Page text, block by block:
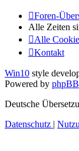
Foren-
Alle Zeiten
Alle
Kontakt
Win10 style
Powered by phpBB
Deutsche
Datenschutz |